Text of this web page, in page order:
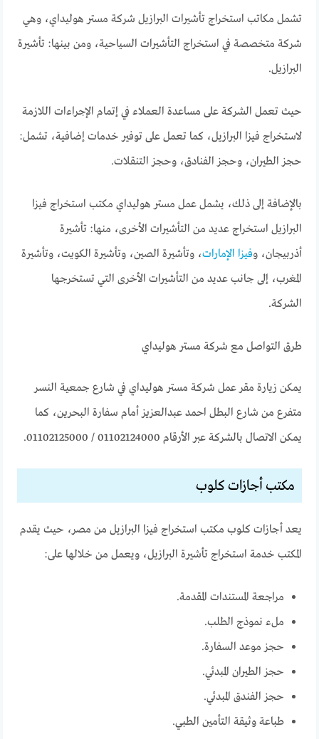
تشمل مكاتب استخراج تأشيرات البرازيل شركة مستر هوليداي، وهي
شركة متخصصة في استخراج التأشيرات السياحية، ومن بينها: تأشيرة
البرازيل.
حيث تعمل الشركة على مساعدة العملاء في إتمام الإجراءات اللازمة
لاستخراج فيزا البرازيل، كما تعمل على توفير خدمات إضافية، تشمل:
حجز الطيران، وحجز الفنادق، وحجز التنقلات.
بالإضافة إلى ذلك، يشمل عمل مستر هوليداي مكتب استخراج فيزا
البرازيل استخراج عديد من التأشيرات الأخرى، منها: تأشيرة
أذربيجان، وفيزا الإمارات، وتأشيرة الصين، وتأشيرة الكويت، وتأشيرة
المغرب، إلى جانب عديد من التأشيرات الأخرى التي تستخرجها
الشركة.
طرق التواصل مع شركة مستر هوليداي
يمكن زيارة مقر عمل شركة مستر هوليداي في شارع جمعية النسر
متفرع من شارع البطل احمد عبدالعزيز أمام سفارة البحرين، كما
يمكن الاتصال بالشركة عبر الأرقام 01102124000 / 01102125000.
مكتب أجازات كلوب
يعد أجازات كلوب مكتب استخراج فيزا البرازيل من مصر، حيث يقدم
المكتب خدمة استخراج تأشيرة البرازيل، ويعمل من خلالها على:
مراجعة المستندات المقدمة.
ملء نموذج الطلب.
حجز موعد السفارة.
حجز الطيران المبدئي.
حجز الفندق المبدئي.
طباعة وثيقة التأمين الطبي.